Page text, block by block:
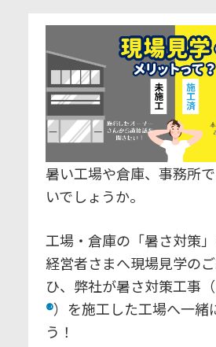
暑い工場や倉庫、事務所
いでしょうか。
工場・倉庫の「暑さ対策
経営者さまへ現場見学の
ひ、弊社が暑さ対策工事（
®）を施工した工場へ一緒
う！